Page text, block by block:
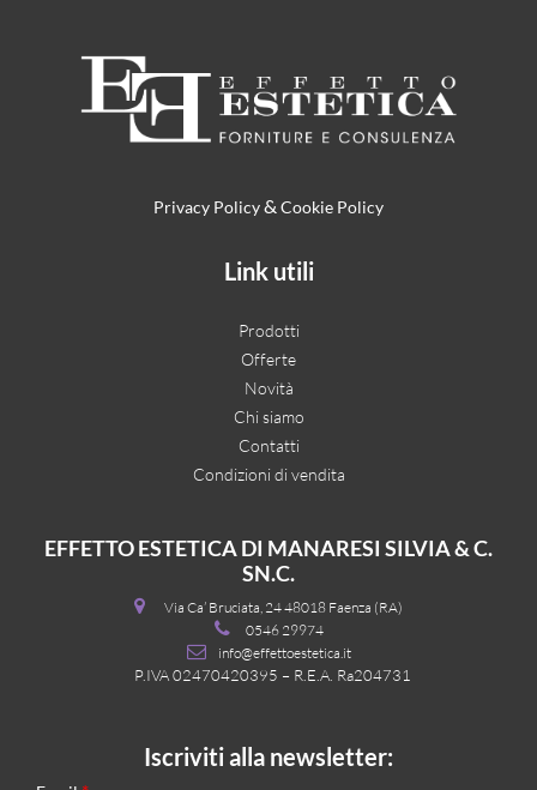
Privacy Policy& Cookie Policy
Link utili
Prodotti
Offerte
Novità
Chi siamo
Contatti
Condizioni di vendita
EFFETTO ESTETICA DI MANARESI SILVIA & C.
SN.C.
Via Ca’ Bruciata, 24 48018 Faenza (RA)
0546 29974
info@effettoestetica.it
P.IVA 02470420395 – R.E.A. Ra204731
Iscriviti alla newsletter: